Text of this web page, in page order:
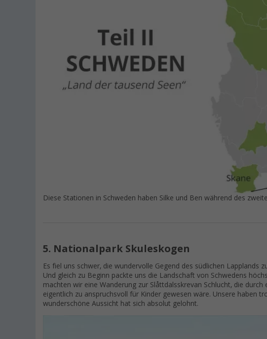
Diese Stationen in Schweden haben Silke und Ben während des
5. Nationalpark Skuleskogen
Es fiel uns schwer, die wundervolle Gegend des südlichen Lapplands
Und gleich zu Beginn packte uns die Landschaft von Schwedens
machten wir eine Wanderung zur Slåttdalsskrevan Schlucht, die
eigentlich zu anspruchsvoll für Kinder gewesen wäre. Unsere haben
wunderschöne Aussicht hat sich absolut gelohnt.